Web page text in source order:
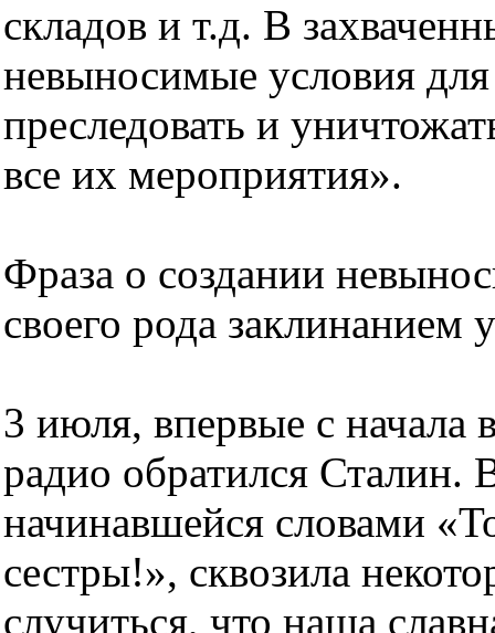
складов и т.д. В
невыносимые условия для
преследовать и
все их мероприятия».
Фраза о создании
своего рода
3 июля, впервые с
радио обратился Сталин.
начинавшейся словами
сестры!», сквозила
случиться, что наша